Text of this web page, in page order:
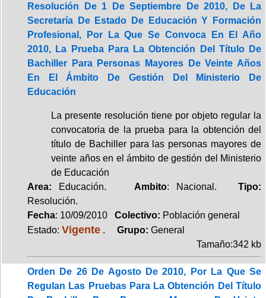
Resolución De 1 De Septiembre De 2010, De La
Secretaría De Estado De Educación Y Formación
Profesional, Por La Que Se Convoca En El Año
2010, La Prueba Para La Obtención Del Título De
Bachiller Para Personas Mayores De Veinte Años
En El Ámbito De Gestión Del Ministerio De
Educación
La presente resolución tiene por objeto regular la
convocatoria de la prueba para la obtención del
título de Bachiller para las personas mayores de
veinte años en el ámbito de gestión del Ministerio
de Educación
Area: Educación. Ambito: Nacional.Tipo:
Resolución.
Fecha: 10/09/2010 Colectivo: Población general
Estado: Vigente . Grupo: General
Tamaño:342 kb
Orden De 26 De Agosto De 2010, Por La Que Se
Regulan Las Pruebas Para La Obtención Del Título